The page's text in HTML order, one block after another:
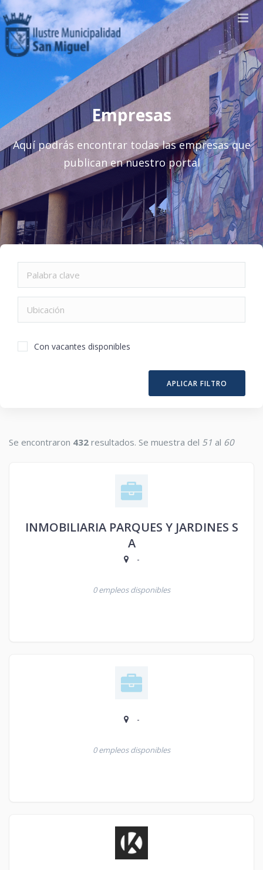
Empresas
Aquí podrás encontrar todas las empresas que
publican en nuestro portal
Con vacantes disponibles
APLICAR FILTRO
Se encontraron 432 resultados. Se muestra del 51 al 60
INMOBILIARIA PARQUES Y JARDINES S
A
-
0 empleos disponibles
-
0 empleos disponibles